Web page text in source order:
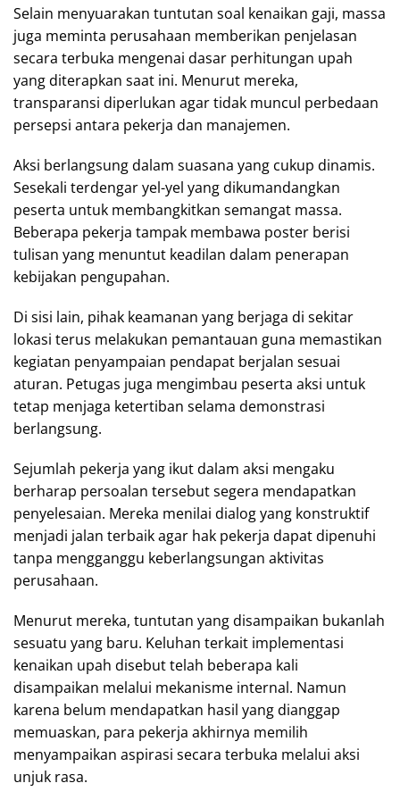
Selain menyuarakan tuntutan soal kenaikan gaji, massa
juga meminta perusahaan memberikan penjelasan
secara terbuka mengenai dasar perhitungan upah
yang diterapkan saat ini. Menurut mereka,
transparansi diperlukan agar tidak muncul perbedaan
persepsi antara pekerja dan manajemen.
Aksi berlangsung dalam suasana yang cukup dinamis.
Sesekali terdengar yel-yel yang dikumandangkan
peserta untuk membangkitkan semangat massa.
Beberapa pekerja tampak membawa poster berisi
tulisan yang menuntut keadilan dalam penerapan
kebijakan pengupahan.
Di sisi lain, pihak keamanan yang berjaga di sekitar
lokasi terus melakukan pemantauan guna memastikan
kegiatan penyampaian pendapat berjalan sesuai
aturan. Petugas juga mengimbau peserta aksi untuk
tetap menjaga ketertiban selama demonstrasi
berlangsung.
Sejumlah pekerja yang ikut dalam aksi mengaku
berharap persoalan tersebut segera mendapatkan
penyelesaian. Mereka menilai dialog yang konstruktif
menjadi jalan terbaik agar hak pekerja dapat dipenuhi
tanpa mengganggu keberlangsungan aktivitas
perusahaan.
Menurut mereka, tuntutan yang disampaikan bukanlah
sesuatu yang baru. Keluhan terkait implementasi
kenaikan upah disebut telah beberapa kali
disampaikan melalui mekanisme internal. Namun
karena belum mendapatkan hasil yang dianggap
memuaskan, para pekerja akhirnya memilih
menyampaikan aspirasi secara terbuka melalui aksi
unjuk rasa.